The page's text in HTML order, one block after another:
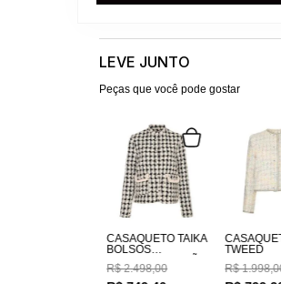
LEVE JUNTO
Peças que você pode gostar
CASAQUETO TAIKA
BOLSOS
BORDADOS A MÃO
R$ 2.498,00
TWEED
R$ 1.998,